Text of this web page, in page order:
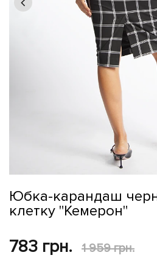
Юбка-карандаш
клетку "Кемерон"
783 грн. 1 959 грн.